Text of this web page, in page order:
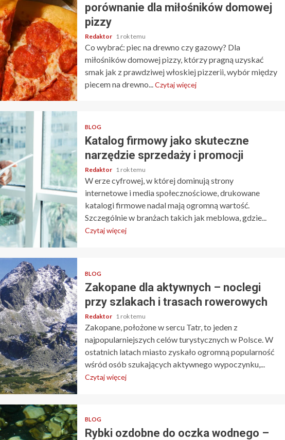
porównanie dla miłośników domowej
pizzy
Redaktor 1 rok temu
Co wybrać: piec na drewno czy gazowy? Dla
miłośników domowej pizzy, którzy pragną uzyskać
smak jak z prawdziwej włoskiej pizzerii, wybór między
piecem na drewno... Czytaj więcej
BLOG
Katalog firmowy jako skuteczne
narzędzie sprzedaży i promocji
Redaktor 1 rok temu
W erze cyfrowej, w której dominują strony
internetowe i media społecznościowe, drukowane
katalogi firmowe nadal mają ogromną wartość.
Szczególnie w branżach takich jak meblowa, gdzie...
Czytaj więcej
BLOG
Zakopane dla aktywnych – noclegi
przy szlakach i trasach rowerowych
Redaktor 1 rok temu
Zakopane, położone w sercu Tatr, to jeden z
najpopularniejszych celów turystycznych w Polsce. W
ostatnich latach miasto zyskało ogromną popularność
wśród osób szukających aktywnego wypoczynku,...
Czytaj więcej
BLOG
Rybki ozdobne do oczka wodnego –
4 min odczytu
ZDROWIE
po nich spodziewać?
Redaktor 12 miesięcy temu
3 min odczytu
BIZNES
wagi beczek – czy jeden
wózek logitrans poradzi
sobie ze wszystkim?